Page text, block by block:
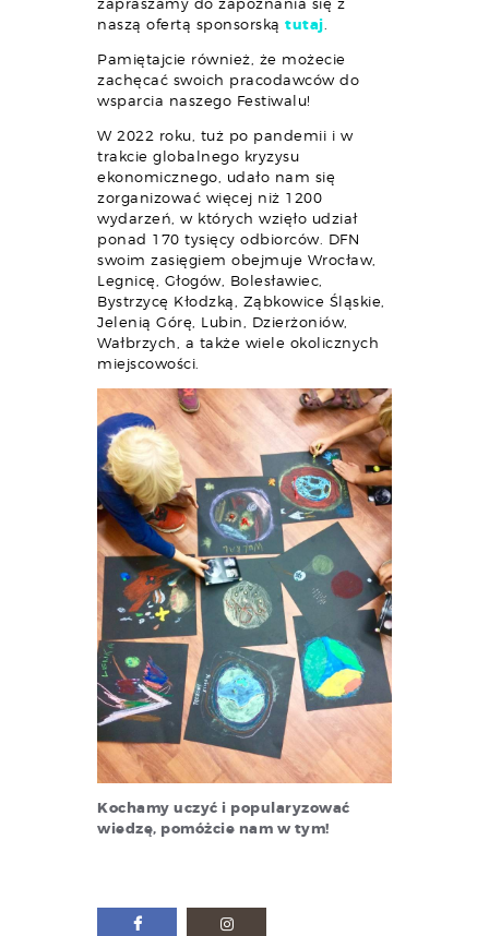
zapraszamy do zapoznania się z
naszą ofertą sponsorską tutaj.
Pamiętajcie również, że możecie
zachęcać swoich pracodawców do
wsparcia naszego Festiwalu!
W 2022 roku, tuż po pandemii i w
trakcie globalnego kryzysu
ekonomicznego, udało nam się
zorganizować więcej niż 1200
wydarzeń, w których wzięło udział
ponad 170 tysięcy odbiorców. DFN
swoim zasięgiem obejmuje Wrocław,
Legnicę, Głogów, Bolesławiec,
Bystrzycę Kłodzką, Ząbkowice Śląskie,
Jelenią Górę, Lubin, Dzierżoniów,
Wałbrzych, a także wiele okolicznych
miejscowości.
Kochamy uczyć i popularyzować
wiedzę, pomóżcie nam w tym!